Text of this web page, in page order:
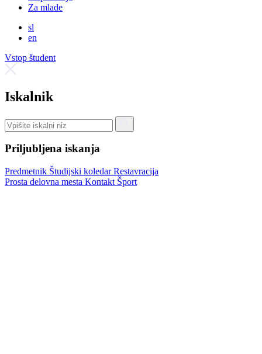
Za mlade
sl
en
Vstop študent
Iskalnik
Priljubljena iskanja
Predmetnik Študijski koledarRestavracija
Prosta delovna mesta Kontakt Šport